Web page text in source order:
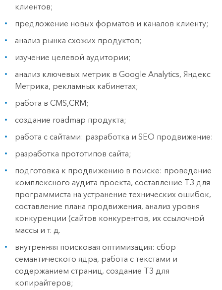
клиентов;
предложение новых форматов и каналов клиенту;
анализ рынка схожих продуктов;
изучение целевой аудитории;
анализ ключевых метрик в Google Analytics, Яндекс
Метрика, рекламных кабинетах;
работа в CMS,CRM;
создание roadmap продукта;
работа с сайтами: разработка и SEO продвижение:
разработка прототипов сайта;
подготовка к продвижению в поиске: проведение
комплексного аудита проекта, составление ТЗ для
программиста на устранение технических ошибок,
составление плана продвижения, анализ уровня
конкуренции (сайтов конкурентов, их ссылочной
массы и т. д.
внутренняя поисковая оптимизация: сбор
семантического ядра, работа с текстами и
содержанием страниц, создание ТЗ для
копирайтеров;